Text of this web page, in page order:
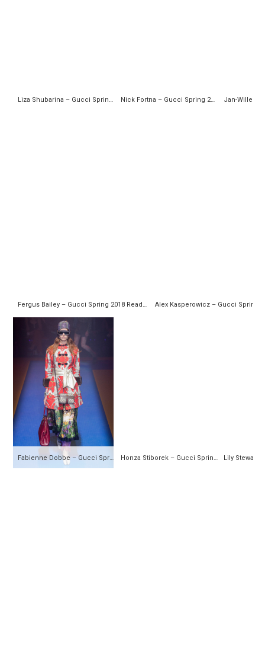
Liza Shubarina – Gucci Spring 2018 Ready-to-Wear Nick Fortna – Gucci Spring 2018 Ready-to-Wear
Fergus Bailey – Gucci Spring 2018 Ready-to-Wear
Fabienne Dobbe – Gucci Spring 2018 Ready-to-Wear Honza Stiborek – Gucci Spring 2018 Ready-to-Wear